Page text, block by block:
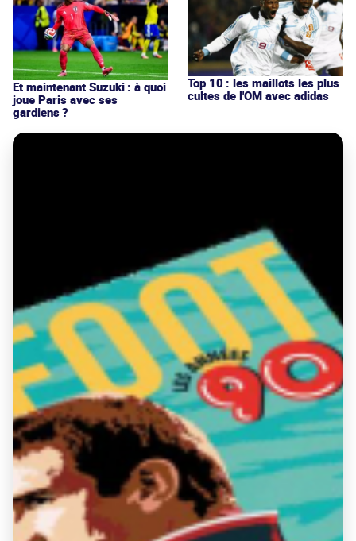
Et maintenant Suzuki : à quoi
joue Paris avec ses
gardiens ?
Top 10 : les maillots les plus
cultes de l'OM avec adidas